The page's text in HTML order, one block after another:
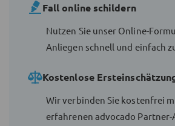
Fall online schildern
Nutzen Sie unser Online-
Anliegen schnell und einfach
Kostenlose
Wir verbinden Sie kostenfrei
erfahrenen advocado